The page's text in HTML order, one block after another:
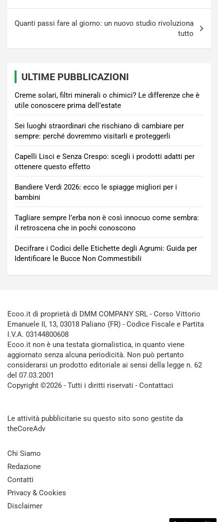
Quanti passi fare al giorno: un nuovo studio rivoluziona
tutto
ULTIME PUBBLICAZIONI
Creme solari, filtri minerali o chimici? Le differenze che è
utile conoscere prima dell’estate
Sei luoghi straordinari che rischiano di cambiare per
sempre: perché dovremmo visitarli e proteggerli
Capelli Lisci e Senza Crespo: scegli i prodotti adatti per
ottenere questo effetto
Bandiere Verdi 2026: ecco le spiagge migliori per i
bambini
Tagliare sempre l’erba non è così innocuo come sembra:
il retroscena che in pochi conoscono
Decifrare i Codici delle Etichette degli Agrumi: Guida per
Identificare le Bucce Non Commestibili
Ecoo.it di proprietà di DMM COMPANY SRL - Corso Vittorio
Emanuele II, 13, 03018 Paliano (FR) - Codice Fiscale e Partita
I.V.A. 03144800608
Ecoo.it non è una testata giornalistica, in quanto viene
aggiornato senza alcuna periodicità. Non può pertanto
considerarsi un prodotto editoriale ai sensi della legge n. 62
del 07.03.2001
Copyright ©2026 - Tutti i diritti riservati - Contattaci
Le attività pubblicitarie su questo sito sono gestite da
theCoreAdv
Chi Siamo
Redazione
Contatti
Privacy & Cookies
Disclaimer